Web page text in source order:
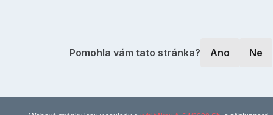
Pomohla vám tato stránka? Ano Ne